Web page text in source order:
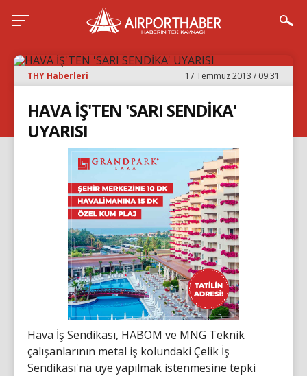
THY Haberleri 17 Temmuz 2013 / 09:31
HAVA İŞ'TEN 'SARI SENDİKA'
UYARISI
Hava İş Sendikası, HABOM ve MNG Teknik
çalışanlarının metal iş kolundaki Çelik İş
Sendikası'na üye yapılmak istenmesine tepki